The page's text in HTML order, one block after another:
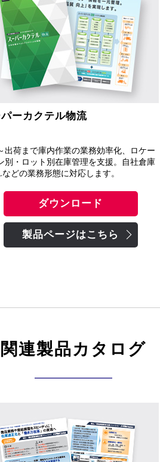
ーカクテル物流
出荷まで庫内作業の業務効率化、ロケー
別・ロット別在庫管理を支援。自社倉庫
などの業務形態に対応します。
ダウンロード
製品ページはこちら
関連製品カタログ